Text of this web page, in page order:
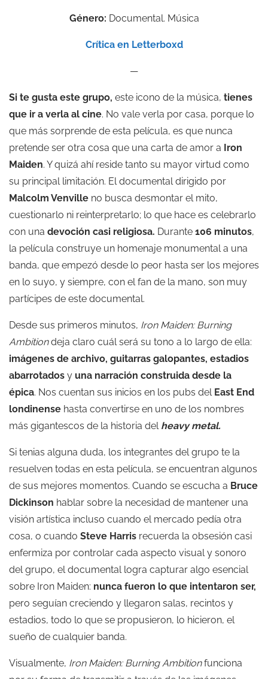
Género: Documental. Música
Crítica en Letterboxd
—
Si te gusta este grupo, este icono de la música, tienes
que ir a verla al cine. No vale verla por casa, porque lo
que más sorprende de esta película, es que nunca
pretende ser otra cosa que una carta de amor a Iron
Maiden. Y quizá ahí reside tanto su mayor virtud como
su principal limitación. El documental dirigido por
Malcolm Venville no busca desmontar el mito,
cuestionarlo ni reinterpretarlo; lo que hace es celebrarlo
con una devoción casi religiosa. Durante 106 minutos,
la película construye un homenaje monumental a una
banda, que empezó desde lo peor hasta ser los mejores
en lo suyo, y siempre, con el fan de la mano, son muy
partícipes de este documental.
Desde sus primeros minutos, Iron Maiden: Burning
Ambitiondeja claro cuál será su tono a lo largo de ella:
imágenes de archivo, guitarras galopantes, estadios
abarrotados y una narración construida desde la
épica. Nos cuentan sus inicios en los pubs del East End
londinense hasta convertirse en uno de los nombres
más gigantescos de la historia delheavy metal.
Si tenias alguna duda, los integrantes del grupo te la
resuelven todas en esta película, se encuentran algunos
de sus mejores momentos. Cuando se escucha a Bruce
Dickinson hablar sobre la necesidad de mantener una
visión artística incluso cuando el mercado pedía otra
cosa, o cuando Steve Harris recuerda la obsesión casi
enfermiza por controlar cada aspecto visual y sonoro
del grupo, el documental logra capturar algo esencial
sobre Iron Maiden: nunca fueron lo que intentaron ser,
pero seguían creciendo y llegaron salas, recintos y
estadios, todo lo que se propusieron, lo hicieron, el
sueño de cualquier banda.
Visualmente, Iron Maiden: Burning Ambitionfunciona